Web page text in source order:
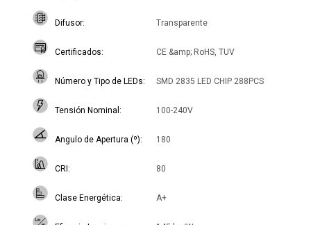
Difusor Transparente
Certificados CE &amp; RoHS, TUV
Número y Tipo de LEDs SMD 2835 LED CHIP 288PCS
Tensión Nominal 100-240V
Angulo de Apertura (º) 180
CRI 80
Clase Energética A+